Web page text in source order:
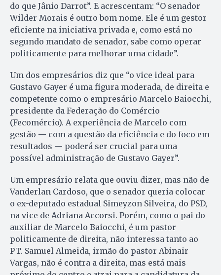
do que Jânio Darrot”. E acrescentam: “O senador
Wilder Morais é outro bom nome. Ele é um gestor
eficiente na iniciativa privada e, como está no
segundo mandato de senador, sabe como operar
politicamente para melhorar uma cidade”.
Um dos empresários diz que “o vice ideal para
Gustavo Gayer é uma figura moderada, de direita e
competente como o empresário Marcelo Baiocchi,
presidente da Federação do Comércio
(Fecomércio). A experiência de Marcelo com
gestão — com a questão da eficiência e do foco em
resultados — poderá ser crucial para uma
possível administração de Gustavo Gayer”.
Um empresário relata que ouviu dizer, mas não de
Vanderlan Cardoso, que o senador queria colocar
o ex-deputado estadual Simeyzon Silveira, do PSD,
na vice de Adriana Accorsi. Porém, como o pai do
auxiliar de Marcelo Baiocchi, é um pastor
politicamente de direita, não interessa tanto ao
PT. Samuel Almeida, irmão do pastor Abinair
Vargas, não é contra a direita, mas está mais